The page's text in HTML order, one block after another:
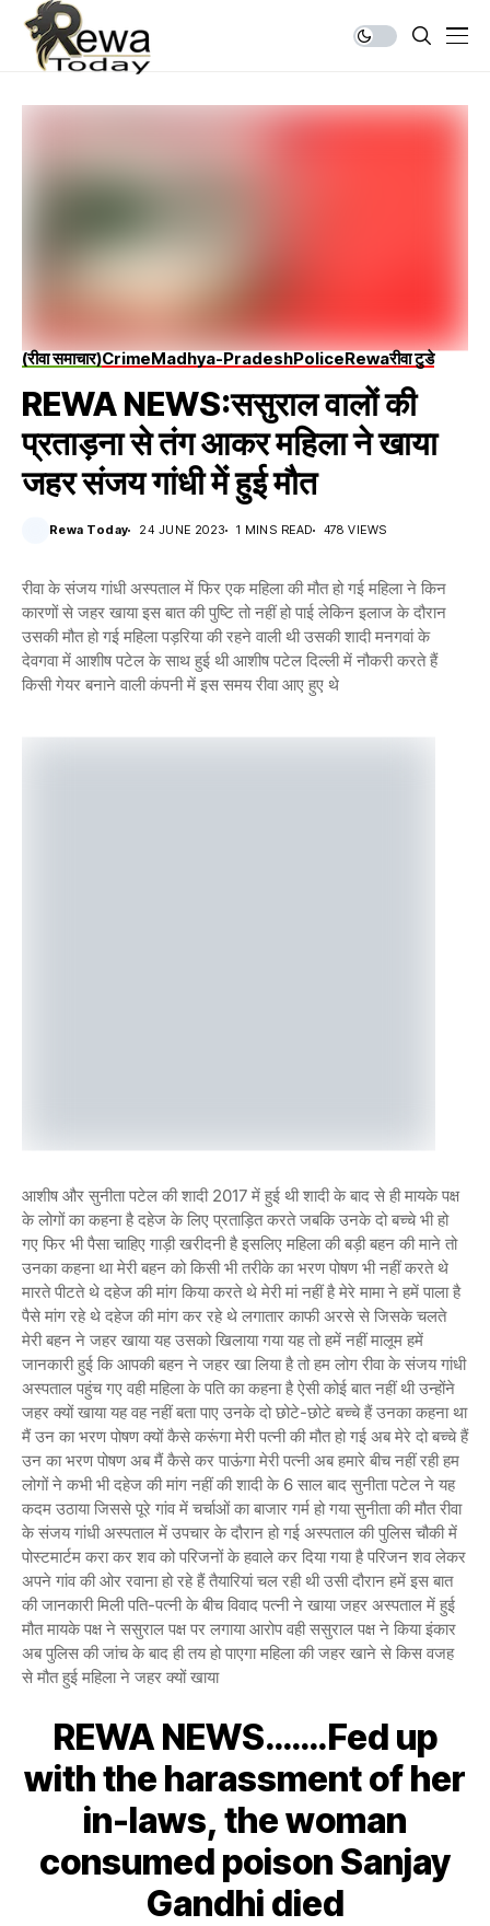
(रीवा समाचार)CrimeMadhya-PradeshPoliceRewaरीवा टुडे
REWA NEWS:ससुराल वालों की
प्रताड़ना से तंग आकर महिला ने खाया
जहर संजय गांधी में हुई मौत
Rewa Today 24 JUNE 2023 1 MINS READ 478 VIEWS
रीवा के संजय गांधी अस्पताल में फिर एक महिला की मौत हो गई महिला ने किन
कारणों से जहर खाया इस बात की पुष्टि तो नहीं हो पाई लेकिन इलाज के दौरान
उसकी मौत हो गई महिला पड़रिया की रहने वाली थी उसकी शादी मनगवां के
देवगवा में आशीष पटेल के साथ हुई थी आशीष पटेल दिल्ली में नौकरी करते हैं
किसी गेयर बनाने वाली कंपनी में इस समय रीवा आए हुए थे
आशीष और सुनीता पटेल की शादी 2017 में हुई थी शादी के बाद से ही मायके पक्ष
के लोगों का कहना है दहेज के लिए प्रताड़ित करते जबकि उनके दो बच्चे भी हो
गए फिर भी पैसा चाहिए गाड़ी खरीदनी है इसलिए महिला की बड़ी बहन की माने तो
उनका कहना था मेरी बहन को किसी भी तरीके का भरण पोषण भी नहीं करते थे
मारते पीटते थे दहेज की मांग किया करते थे मेरी मां नहीं है मेरे मामा ने हमें पाला है
पैसे मांग रहे थे दहेज की मांग कर रहे थे लगातार काफी अरसे से जिसके चलते
मेरी बहन ने जहर खाया यह उसको खिलाया गया यह तो हमें नहीं मालूम हमें
जानकारी हुई कि आपकी बहन ने जहर खा लिया है तो हम लोग रीवा के संजय गांधी
अस्पताल पहुंच गए वही महिला के पति का कहना है ऐसी कोई बात नहीं थी उन्होंने
जहर क्यों खाया यह वह नहीं बता पाए उनके दो छोटे-छोटे बच्चे हैं उनका कहना था
मैं उन का भरण पोषण क्यों कैसे करूंगा मेरी पत्नी की मौत हो गई अब मेरे दो बच्चे हैं
उन का भरण पोषण अब मैं कैसे कर पाऊंगा मेरी पत्नी अब हमारे बीच नहीं रही हम
लोगों ने कभी भी दहेज की मांग नहीं की शादी के 6 साल बाद सुनीता पटेल ने यह
कदम उठाया जिससे पूरे गांव में चर्चाओं का बाजार गर्म हो गया सुनीता की मौत रीवा
के संजय गांधी अस्पताल में उपचार के दौरान हो गई अस्पताल की पुलिस चौकी में
पोस्टमार्टम करा कर शव को परिजनों के हवाले कर दिया गया है परिजन शव लेकर
अपने गांव की ओर रवाना हो रहे हैं तैयारियां चल रही थी उसी दौरान हमें इस बात
की जानकारी मिली पति-पत्नी के बीच विवाद पत्नी ने खाया जहर अस्पताल में हुई
मौत मायके पक्ष ने ससुराल पक्ष पर लगाया आरोप वही ससुराल पक्ष ने किया इंकार
अब पुलिस की जांच के बाद ही तय हो पाएगा महिला की जहर खाने से किस वजह
से मौत हुई महिला ने जहर क्यों खाया
REWA NEWS…….Fed up
with the harassment of her
in-laws, the woman
consumed poison Sanjay
Gandhi died